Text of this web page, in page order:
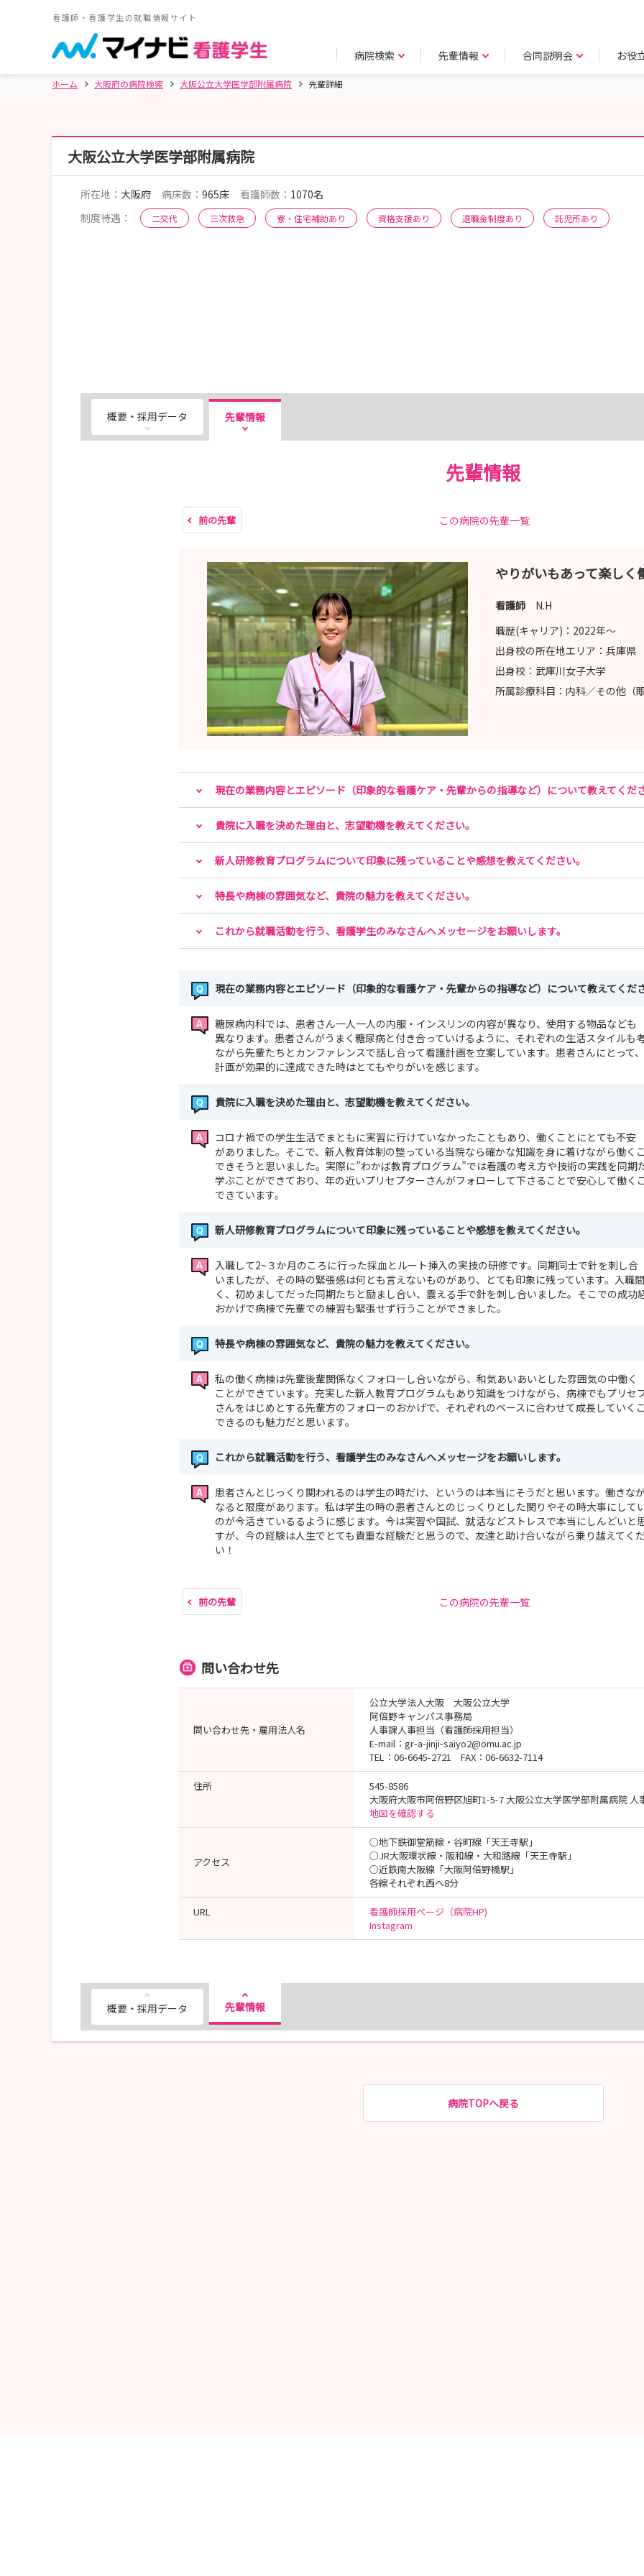
看護師・看護学生の就職情報サイト
病院検索 先輩情報 合同説明会 お役
ホーム 大阪府の病院検索 大阪公立大学医学部附属病院 先輩詳細
大阪公立大学医学部附属病院
所在地： 大阪府 病床数： 965床 看護師数： 1070名
制度待遇：
二交代 三次救急 寮・住宅補助あり 資格支援あり 退職金制度あり 託児所あり
概要・採用データ 先輩情報
先輩情報
前の先輩 この病院の先輩一覧
やりがいもあって楽しく
看護師 N.H
職歴(キャリア)： 2022年〜
出身校の所在地エリア： 兵庫県
出身校： 武庫川女子大学
所属診療科目： 内科／その他（
現在の業務内容とエピソード（印象的な看護ケア・先輩からの指導など）について教えてくだ
貴院に入職を決めた理由と、志望動機を教えてください。
新人研修教育プログラムについて印象に残っていることや感想を教えてください。
特長や病棟の雰囲気など、貴院の魅力を教えてください。
これから就職活動を行う、看護学生のみなさんへメッセージをお願いします。
現在の業務内容とエピソード（印象的な看護ケア・先輩からの指導など）について教えてくだ
糖尿病内科では、患者さん一人一人の内服・インスリンの内容が異なり、使用する物品なども
異なります。患者さんがうまく糖尿病と付き合っていけるように、それぞれの生活スタイルも
ながら先輩たちとカンファレンスで話し合って看護計画を立案しています。患者さんにとって
計画が効果的に達成できた時はとてもやりがいを感じます。
貴院に入職を決めた理由と、志望動機を教えてください。
コロナ禍での学生生活でまともに実習に行けていなかったこともあり、働くことにとても不安
がありました。そこで、新人教育体制の整っている当院なら確かな知識を身に着けながら働く
できそうと思いました。実際に”わかば教育プログラム”では看護の考え方や技術の実践を同期
学ぶことができており、年の近いプリセプターさんがフォローして下さることで安心して働く
できています。
新人研修教育プログラムについて印象に残っていることや感想を教えてください。
入職して2~３か月のころに行った採血とルート挿入の実技の研修です。同期同士で針を刺し合
いましたが、その時の緊張感は何とも言えないものがあり、とても印象に残っています。入職
く、初めましてだった同期たちと励まし合い、震える手で針を刺し合いました。そこでの成功
おかげで病棟で先輩での練習も緊張せず行うことができました。
特長や病棟の雰囲気など、貴院の魅力を教えてください。
私の働く病棟は先輩後輩関係なくフォローし合いながら、和気あいあいとした雰囲気の中働く
ことができています。充実した新人教育プログラムもあり知識をつけながら、病棟でもプリセ
さんをはじめとする先輩方のフォローのおかげで、それぞれのペースに合わせて成長していく
できるのも魅力だと思います。
これから就職活動を行う、看護学生のみなさんへメッセージをお願いします。
患者さんとじっくり関われるのは学生の時だけ、というのは本当にそうだと思います。働きな
なると限度があります。私は学生の時の患者さんとのじっくりとした関りやその時大事にして
のが今活きているるように感じます。今は実習や国試、就活などストレスで本当にしんどいと
すが、今の経験は人生でとても貴重な経験だと思うので、友達と助け合いながら乗り越えてく
い！
前の先輩 この病院の先輩一覧
問い合わせ先
問い合わせ先・雇用法人名
公立大学法人大阪 大阪公立大学
阿倍野キャンパス事務局
人事課人事担当（看護師採用担当）
E-mail：gr-a-jinji-saiyo2@omu.ac.jp
TEL：06-6645-2721 FAX：06-6632-7114
住所
545-8586
大阪府大阪市阿倍野区旭町1-5-7 大阪公立大学医学部附属病院 人
地図を確認する
アクセス
○地下鉄御堂筋線・谷町線「天王寺駅」
○JR大阪環状線・阪和線・大和路線「天王寺駅」
○近鉄南大阪線「大阪阿倍野橋駅」
各線それぞれ西へ8分
URL
看護師採用ページ（病院HP)
Instagram
概要・採用データ 先輩情報
病院TOPへ戻る